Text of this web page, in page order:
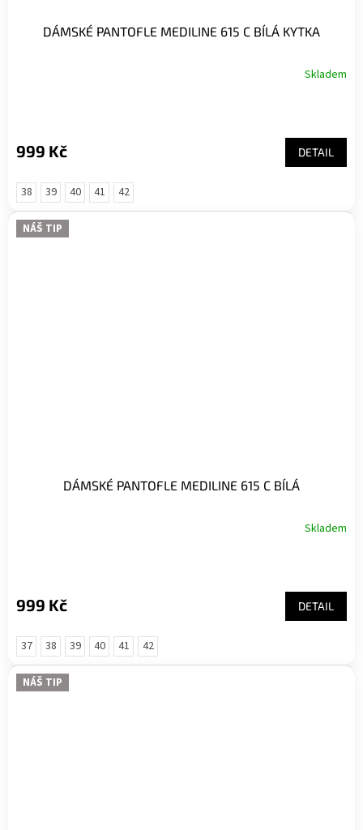
DÁMSKÉ PANTOFLE MEDILINE 615 C BÍLÁ KYTKA
Skladem
999 Kč DETAIL
38 39 40 41 42
NÁŠ TIP
DÁMSKÉ PANTOFLE MEDILINE 615 C BÍLÁ
Skladem
999 Kč DETAIL
37 38 39 40 41 42
NÁŠ TIP